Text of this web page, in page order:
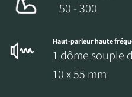
50 - 300
Haut-parleur haute
1 dôme souple
10 x 55 mm